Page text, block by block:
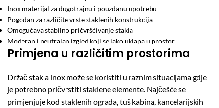
Inox materijal za dugotrajnu i pouzdanu upotrebu
Pogodan za različite vrste staklenih konstrukcija
Omogućava stabilno pričvršćivanje stakla
Moderan i neutralan izgled koji se lako uklapa u prostor
Primjena u različitim prostorima
Držač stakla inox može se koristiti u raznim situacijama gdje
je potrebno pričvrstiti staklene elemente. Najčešće se
primjenjuje kod staklenih ograda, tuš kabina, kancelarijskih